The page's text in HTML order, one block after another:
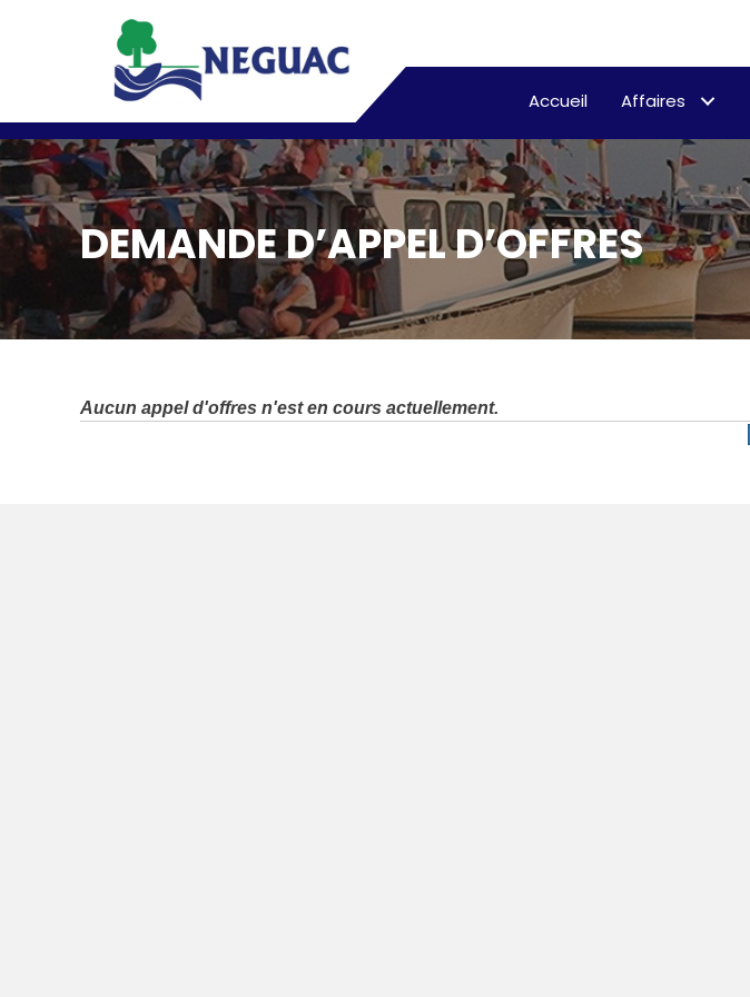
Accueil Affaires
DEMANDE D’APPEL D’OFFRES
Aucun appel d'offres n'est en cours actuellement.